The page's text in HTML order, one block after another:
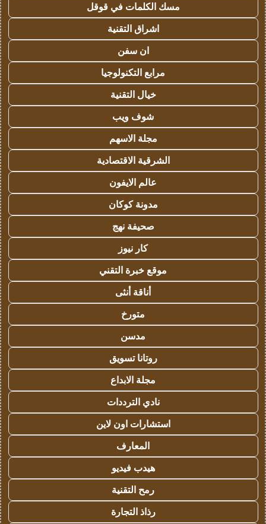
مسك الكلمات في قوقل
اشراق التقنية
ان سفن
مرابع التكنولوجيا
خيال التقنية
شوف ويب
مجلة الاسهم
الشرقية الاقتصادية
عالم الايفون
مدونة كوكان
صحيفة نهج
كار نيوز
موقع خبرة التقني
أناقة أنثى
متورخ
مدسن
روتانا تسويق
مجلة الابداع
نادي الترددات
استشارات اون لاين
المعارف
هيدب فيديو
رمح التقنية
رذاذ التجارة